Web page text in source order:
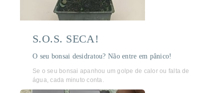
S.O.S. SECA!
O seu bonsai desidratou? Não entre em pânico!
Se o seu bonsai apanhou um golpe de calor ou falta de
água, cada minuto conta.